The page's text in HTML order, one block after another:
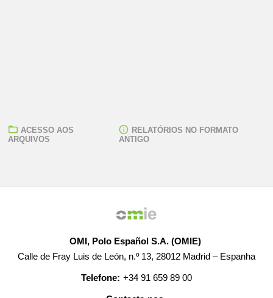
ACESSO AOS
ARQUIVOS
RELATÓRIOS NO FORMATO
ANTIGO
OMI, Polo Español S.A. (OMIE)
Calle de Fray Luis de León, n.º 13, 28012 Madrid – Espanha
Telefone: +34 91 659 89 00